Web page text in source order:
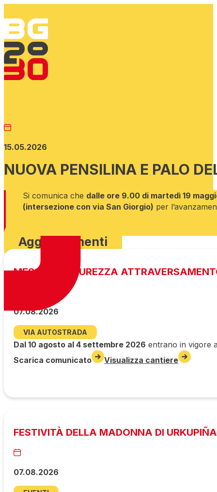
15.05.2026
NUOVA PENSILINA E PALO
Si comunica che dalle ore 9.00 di martedì 19
(intersezione con via San Giorgio) per
Aggiornamenti
MESSA IN SICUREZZA
07.08.2026
VIA AUTOSTRADA
Dal 10 agosto al 4 settembre 2026 entrano in vigore
Scarica comunicato
Visualizza cantiere
FESTIVITÀ DELLA MADONNA DI URKUPIÑA
07.08.2026